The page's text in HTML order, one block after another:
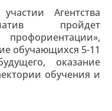
Агентства
пройдет
обучающихся 5-11
оказание
обучения и